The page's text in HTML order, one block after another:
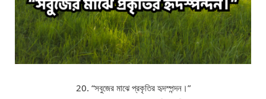
20. “সবুজের মাঝে প্রকৃতির হৃদস্পন্দন।”